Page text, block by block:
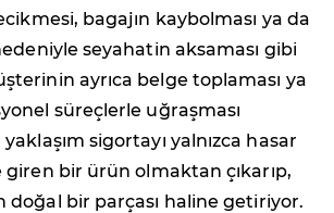
bagajın kaybolması ya da
seyahatin aksaması gibi
ayrıca belge toplaması ya
süreçlerle uğraşması
sigortayı yalnızca hasar
giren bir ürün olmaktan çıkarıp,
doğal bir parçası haline getiriyor.